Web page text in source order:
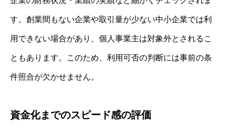
す。創業間もない企業や取引量が少ない中小企業では利
用できない場合があり、個人事業主は対象外とされるこ
ともあります。このため、利用可否の判断には事前の条
件照合が欠かせません。
資金化までのスピード感の評価